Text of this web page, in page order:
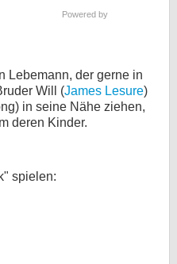
Powered by
Lebemann, der gerne in
Will (James Lesure)
in seine Nähe ziehen,
deren Kinder.
spielen: